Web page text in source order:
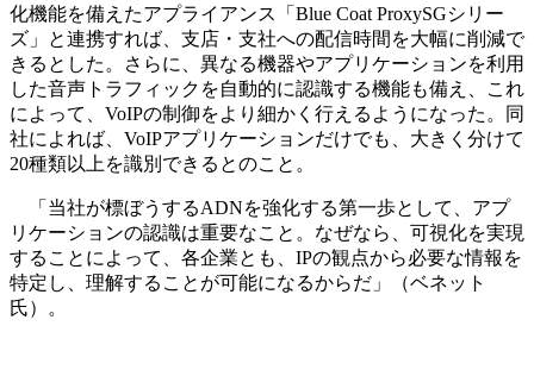
化機能を備えたアプライアンス「Blue Coat ProxySGシリー
ズ」と連携すれば、支店・支社への配信時間を大幅に削減で
きるとした。さらに、異なる機器やアプリケーションを利用
した音声トラフィックを自動的に認識する機能も備え、これ
によって、VoIPの制御をより細かく行えるようになった。同
社によれば、VoIPアプリケーションだけでも、大きく分けて
20種類以上を識別できるとのこと。
「当社が標ぼうするADNを強化する第一歩として、アプ
リケーションの認識は重要なこと。なぜなら、可視化を実現
することによって、各企業とも、IPの観点から必要な情報を
特定し、理解することが可能になるからだ」（ベネット
氏）。